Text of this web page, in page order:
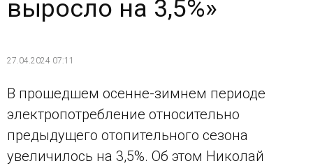
выросло на 3,5%»
27.04.2024 07:11
В прошедшем осенне-зимнем периоде
электропотребление относительно
предыдущего отопительного сезона
увеличилось на 3,5%. Об этом Николай